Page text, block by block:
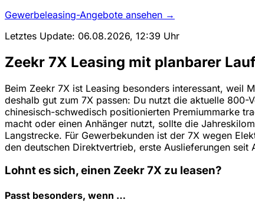
Gewerbeleasing-Angebote ansehen →
Letztes Update: 06.08.2026, 12:39 Uhr
Zeekr 7X Leasing mit planbarer
Beim Zeekr 7X ist Leasing besonders interessant,
deshalb gut zum 7X passen: Du nutzt die aktuelle
chinesisch-schwedisch positionierten Premiummarke
macht oder einen Anhänger nutzt, sollte die
Langstrecke. Für Gewerbekunden ist der 7X wegen
den deutschen Direktvertrieb, erste Auslieferungen
Lohnt es sich, einen Zeekr 7X zu leasen?
Passt besonders, wenn …